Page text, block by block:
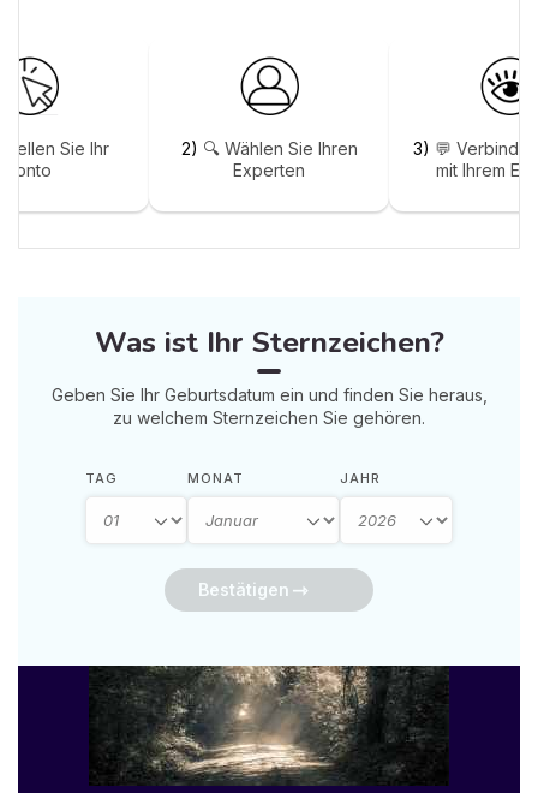
Sie Ihr
Konto
2) 🔍 Wählen Sie Ihren
Experten
3) 💬
mit Ihrem
Was ist Ihr Sternzeichen?
Geben Sie Ihr Geburtsdatum ein und finden Sie heraus,
zu welchem Sternzeichen Sie gehören.
TAG MONAT JAHR
Bestätigen